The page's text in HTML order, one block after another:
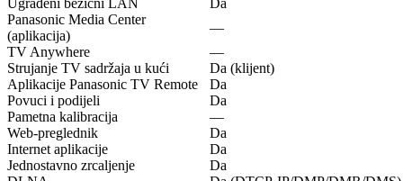
Ugrađeni bežični LAN
Da
Panasonic Media Center
(aplikacija)
—
TV Anywhere
—
Strujanje TV sadržaja u kući
Da (klijent)
Aplikacije Panasonic TV Remote
Da
Povuci i podijeli
Da
Pametna kalibracija
—
Web-preglednik
Da
Internet aplikacije
Da
Jednostavno zrcaljenje
Da